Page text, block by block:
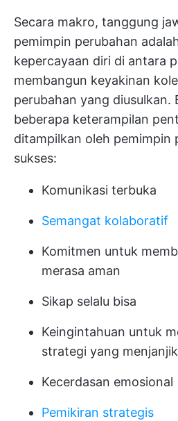
Secara makro, tanggung
pemimpin perubahan
kepercayaan diri di antara
membangun keyakinan
perubahan yang diusulkan.
beberapa keterampilan
ditampilkan oleh pemimpin
sukses:
Komunikasi terbuka
Semangat kolaboratif
Komitmen untuk
merasa aman
Sikap selalu bisa
Keingintahuan untuk
strategi yang
Kecerdasan emosional
Pemikiran strategis